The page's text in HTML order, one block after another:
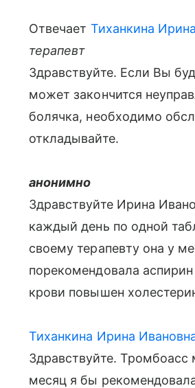
Отвечает Тиханкина
терапевт
Здравствуйте. Если Вы
может закончится
болячка, необходимо
откладывайте.
анонимно
Здравствуйте Ирина
каждый день по одной
своему терапевту она у
порекомендовала
крови повышен
Тиханкина Ирина
Здравствуйте.
месяц я бы